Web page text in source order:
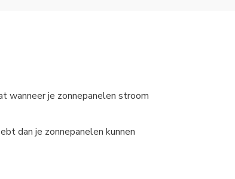
wanneer je zonnepanelen stroom
dan je zonnepanelen kunnen